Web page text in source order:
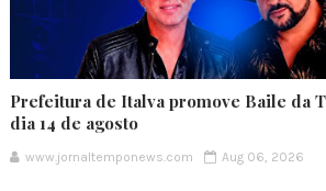
Prefeitura de Italva promove Baile da
dia 14 de agosto
www.jornaltemponews.com Aug 06, 2026